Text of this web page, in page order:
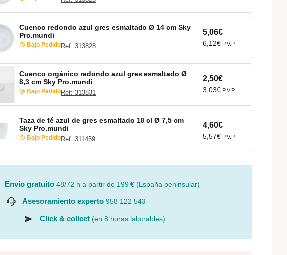
Cuenco redondo azul gres esmaltado Ø 14 cm Sky
Pro.mundi
Bajo PedidoRef: 313828
5,06€
6,12€ P.V.P.
Cuenco orgánico redondo azul gres esmaltado Ø
8,3 cm Sky Pro.mundi
Bajo PedidoRef: 313831
2,50€
3,03€ P.V.P.
Taza de té azul de gres esmaltado 18 cl Ø 7,5 cm
Sky Pro.mundi
Bajo PedidoRef: 311459
4,60€
5,57€ P.V.P.
Envío gratuíto 48/72 h a partir de 199 € (España peninsular)
Asesoramiento experto 958 122 543
Click & collect (en 8 horas laborables)